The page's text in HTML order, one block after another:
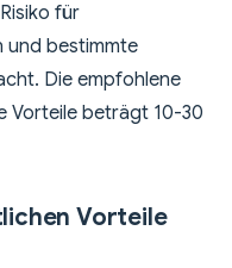
für
und bestimmte
Die empfohlene
Vorteile beträgt 10-30
Vorteile